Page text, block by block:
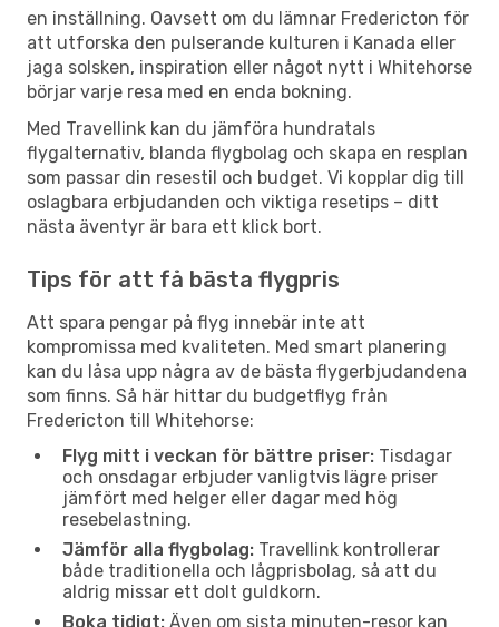
en inställning. Oavsett om du lämnar Fredericton för
att utforska den pulserande kulturen i Kanada eller
jaga solsken, inspiration eller något nytt i Whitehorse
börjar varje resa med en enda bokning.
Med Travellink kan du jämföra hundratals
flygalternativ, blanda flygbolag och skapa en resplan
som passar din resestil och budget. Vi kopplar dig till
oslagbara erbjudanden och viktiga resetips – ditt
nästa äventyr är bara ett klick bort.
Tips för att få bästa flygpris
Att spara pengar på flyg innebär inte att
kompromissa med kvaliteten. Med smart planering
kan du låsa upp några av de bästa flygerbjudandena
som finns. Så här hittar du budgetflyg från
Fredericton till Whitehorse:
Flyg mitt i veckan för bättre priser: Tisdagar
och onsdagar erbjuder vanligtvis lägre priser
jämfört med helger eller dagar med hög
resebelastning.
Jämför alla flygbolag: Travellink kontrollerar
både traditionella och lågprisbolag, så att du
aldrig missar ett dolt guldkorn.
Boka tidigt: Även om sista minuten-resor kan